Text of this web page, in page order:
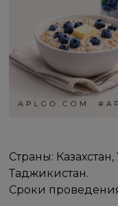
Страны:
Таджикистан.
Сроки